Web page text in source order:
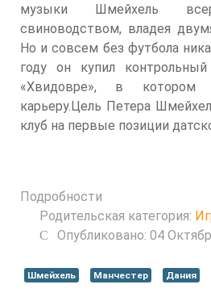
музыки Шмейхель
свиноводством, владея
Но и совсем без футбола
году он купил
«Хвидовре», в
карьеру.Цель Петера
клуб на первые позиции
Подробности
Родительская категория:
Опубликовано: 04
Шмейхель Манчестер Дания